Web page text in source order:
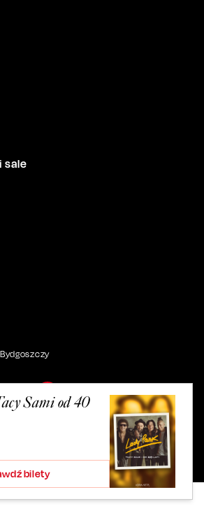
Sami od 40
bilety
sale
. Wszystkie prawa zastrzeżone.
Grottgera 4/2, 85-227 Bydgoszcz